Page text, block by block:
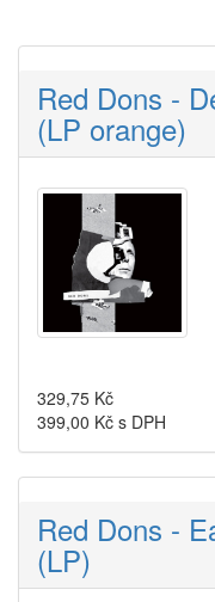
Red Dons -
(LP orange)
329,75 Kč
399,00 Kč s DPH
Red Dons -
(LP)